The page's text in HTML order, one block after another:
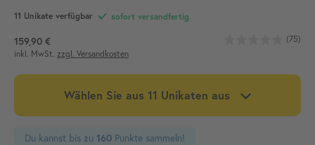
11 Unikate verfügbar sofort versandfertig
159,90 €
(75)
inkl. MwSt. zzgl. Versandkosten
Wählen Sie aus 11 Unikaten aus
Du kannst bis zu 160 Punkte sammeln!